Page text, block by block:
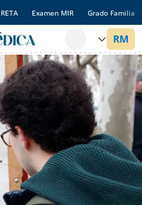
RETA Examen MIR Grado Familia